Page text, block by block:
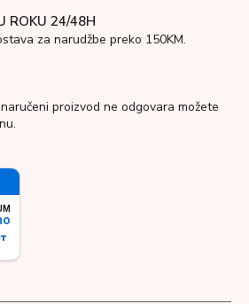
ROKU 24/48H
za narudžbe preko 150KM.
proizvod ne odgovara možete